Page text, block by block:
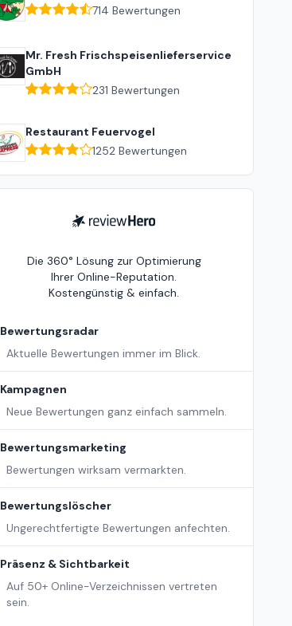
714 Bewertungen
Mr. Fresh Frischspeisenlieferservice
GmbH
231 Bewertungen
Restaurant Feuervogel
1252 Bewertungen
ReviewHero
Die 360° Lösung zur Optimierung
Ihrer Online-Reputation.
Kostengünstig & einfach.
Bewertungsradar
Aktuelle Bewertungen immer im Blick.
Kampagnen
Neue Bewertungen ganz einfach sammeln.
Bewertungsmarketing
Bewertungen wirksam vermarkten.
Bewertungslöscher
Ungerechtfertigte Bewertungen anfechten.
Präsenz & Sichtbarkeit
Auf 50+ Online-Verzeichnissen vertreten
sein.